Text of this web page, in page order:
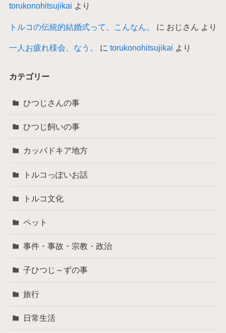
torukonohitsujikai より
トルコの伝統的結婚式って、こんなん。 に おじさん より
一人お疲れ様会、なう。 に torukonohitsujikai より
カテゴリー
ひつじさんの事
ひつじ飼いの事
カッパドキア地方
トルコっぽいお話
トルコ文化
ペット
事件・事故・宗教・政治
子ひつじ～ずの事
旅行
日常生活